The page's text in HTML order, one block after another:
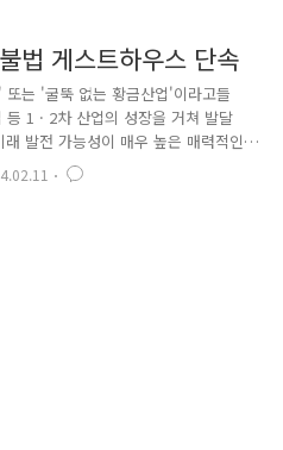
법 게스트하우스 단속
는 '굴뚝 없는 황금산업'이라고들
1 · 2차 산업의 성장을 거쳐 발달
발전 가능성이 매우 높은 매력적인
혜 대통령도 지난 3일 청와대에서 제
“관광산업이야말로 간단한 발상의 전